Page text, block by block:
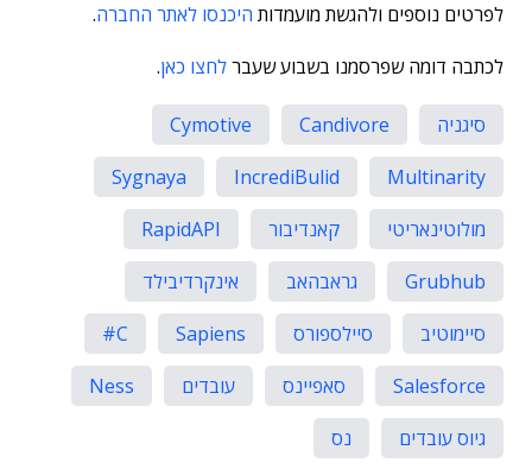
לפרטים נוספים ולהגשת מועמדות היכנסו לאתר החברה.
לכתבה דומה שפרסמנו בשבוע שעברלחצו כאן.
סיגניה Candivore
Cymotive
Multinarity
IncrediBulid
Sygnaya
מולוטינאריטי
קאנדיבור
RapidAPI
Grubhub
גראבהאב
אינקרדיבילד
סיימוטיב
סיילספורס Sapiens
C#
Salesforce
סאפיינס עובדים
Ness
גיוס עובדים
נס